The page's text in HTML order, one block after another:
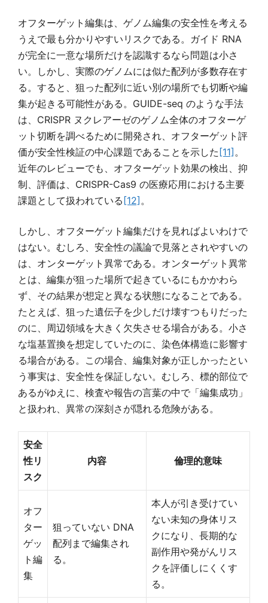
オフターゲット編集は、ゲノム編集の安全性を考える
うえで最も分かりやすいリスクである。ガイド RNA
が完全に一意な場所だけを認識するなら問題は小さ
い。しかし、実際のゲノムには似た配列が多数存在す
る。すると、狙った配列に近い別の場所でも切断や編
集が起きる可能性がある。GUIDE-seq のような手法
は、CRISPR ヌクレアーゼのゲノム全体のオフターゲ
ット切断を調べるために開発され、オフターゲット評
価が安全性検証の中心課題であることを示した[11] 。
近年のレビューでも、オフターゲット効果の検出、抑
制、評価は、CRISPR-Cas9 の医療応用における主要
課題として扱われている[12] 。
しかし、オフターゲット編集だけを見ればよいわけで
はない。むしろ、安全性の議論で見落とされやすいの
は、オンターゲット異常である。オンターゲット異常
とは、編集が狙った場所で起きているにもかかわら
ず、その結果が想定と異なる状態になることである。
たとえば、狙った遺伝子を少しだけ壊すつもりだった
のに、周辺領域を大きく欠失させる場合がある。小さ
な塩基置換を想定していたのに、染色体構造に影響す
る場合がある。この場合、編集対象が正しかったとい
う事実は、安全性を保証しない。むしろ、標的部位で
あるがゆえに、検査や報告の言葉の中で「編集成功」
と扱われ、異常の深刻さが隠れる危険がある。
安全
性リ
スク
内容 倫理的意味
オフ
ター
ゲッ
ト編
集
狙っていない DNA
配列まで編集され
る。
本人が引き受けてい
ない未知の身体リス
クになり、長期的な
副作用や発がんリス
クを評価しにくくす
る。